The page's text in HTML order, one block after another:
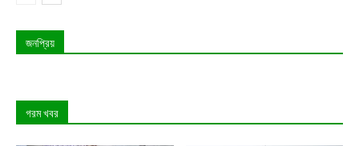
জনপ্রিয়
গরম খবর